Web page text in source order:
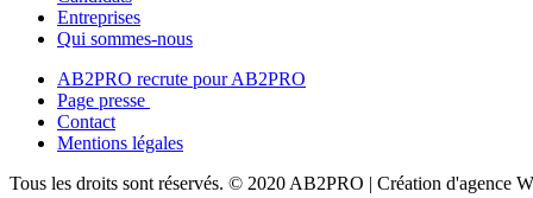
Entreprises
Qui sommes-nous
AB2PRO recrute pour AB2PRO
Page presse
Contact
Mentions légales
Tous les droits sont réservés. © 2020 AB2PRO | Création d'agence